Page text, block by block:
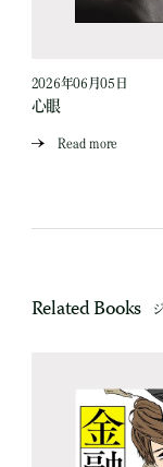
2026年06月05日
心眼
Read more
Related Books